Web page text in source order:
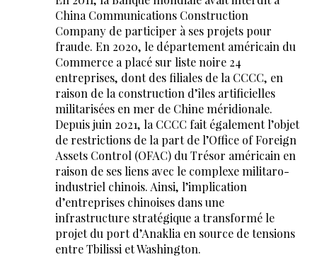
China Communications Construction
Company de participer à ses projets pour
fraude. En 2020, le département américain du
Commerce a placé sur liste noire 24
entreprises, dont des filiales de la CCCC, en
raison de la construction d’îles artificielles
militarisées en mer de Chine méridionale.
Depuis juin 2021, la CCCC fait également l’objet
de restrictions de la part de l’Office of Foreign
Assets Control (OFAC) du Trésor américain en
raison de ses liens avec le complexe militaro-
industriel chinois. Ainsi, l’implication
d’entreprises chinoises dans une
infrastructure stratégique a transformé le
projet du port d’Anaklia en source de tensions
entre Tbilissi et Washington.